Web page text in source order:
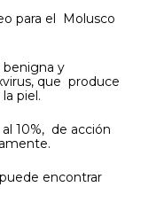
para el Molusco
benigna y
que produce
piel.
10%, de acción
encontrar